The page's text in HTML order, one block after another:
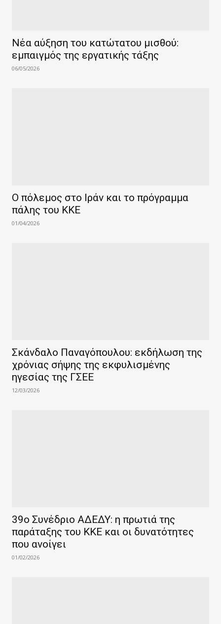
Νέα αύξηση του κατώτατου μισθού:
εμπαιγμός της εργατικής τάξης
06/05/2026
Ο πόλεμος στο Ιράν και το πρόγραμμα
πάλης του ΚΚΕ
01/04/2026
Σκάνδαλο Παναγόπουλου: εκδήλωση της
χρόνιας σήψης της εκφυλισμένης
ηγεσίας της ΓΣΕΕ
12/03/2026
39ο Συνέδριο ΑΔΕΔΥ: η πρωτιά της
παράταξης του ΚΚΕ και οι δυνατότητες
που ανοίγει
01/02/2026